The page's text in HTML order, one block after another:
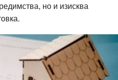
но и изисква